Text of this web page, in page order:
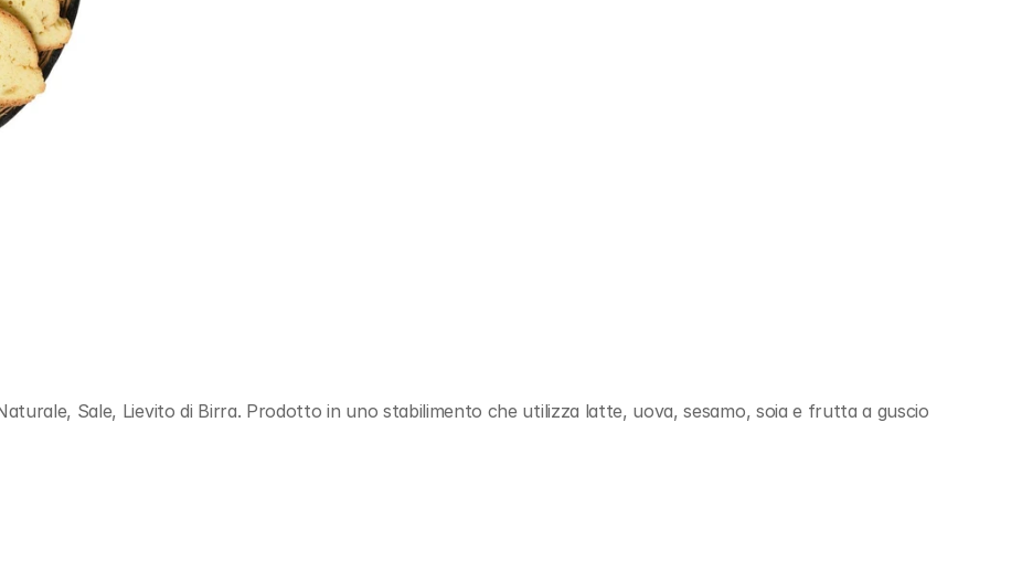
Sale, Lievito di Birra. Prodotto in uno stabilimento che utilizza latte, uova, sesamo, soia e frutta a guscio